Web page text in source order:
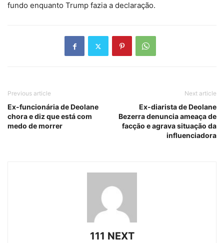
fundo enquanto Trump fazia a declaração.
Previous article
Ex-funcionária de Deolane
chora e diz que está com
medo de morrer
Next article
Ex-diarista de Deolane
Bezerra denuncia ameaça de
facção e agrava situação da
influenciadora
111 NEXT